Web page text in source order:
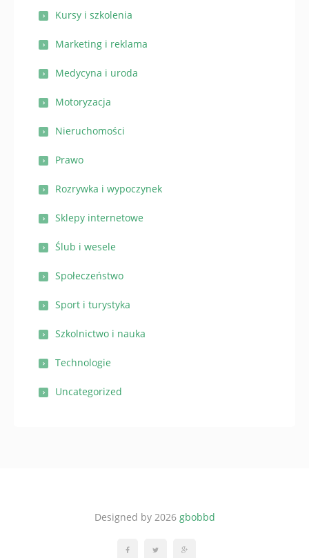
Kursy i szkolenia
Marketing i reklama
Medycyna i uroda
Motoryzacja
Nieruchomości
Prawo
Rozrywka i wypoczynek
Sklepy internetowe
Ślub i wesele
Społeczeństwo
Sport i turystyka
Szkolnictwo i nauka
Technologie
Uncategorized
Designed by 2026 gbobbd